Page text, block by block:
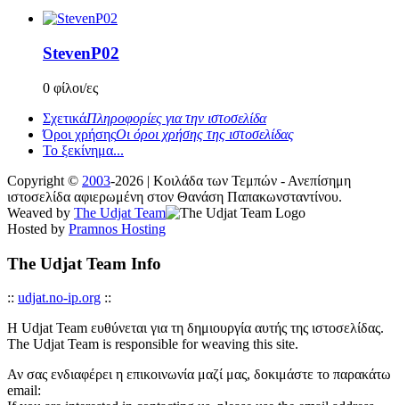
StevenP02
0 φίλοι/ες
ΣχετικάΠληροφορίες για την ιστοσελίδα
Όροι χρήσηςΟι όροι χρήσης της ιστοσελίδας
Το ξεκίνημα...
Copyright © 2003-2026 | Κοιλάδα των Τεμπών - Ανεπίσημη
ιστοσελίδα αφιερωμένη στον Θανάση Παπακωνσταντίνου.
Weaved by The Udjat Team
Hosted by Pramnos Hosting
The Udjat Team Info
:: udjat.no-ip.org ::
Η Udjat Team ευθύνεται για τη δημιουργία αυτής της ιστοσελίδας.
The Udjat Team is responsible for weaving this site.
Αν σας ενδιαφέρει η επικοινωνία μαζί μας, δοκιμάστε το παρακάτω
email: